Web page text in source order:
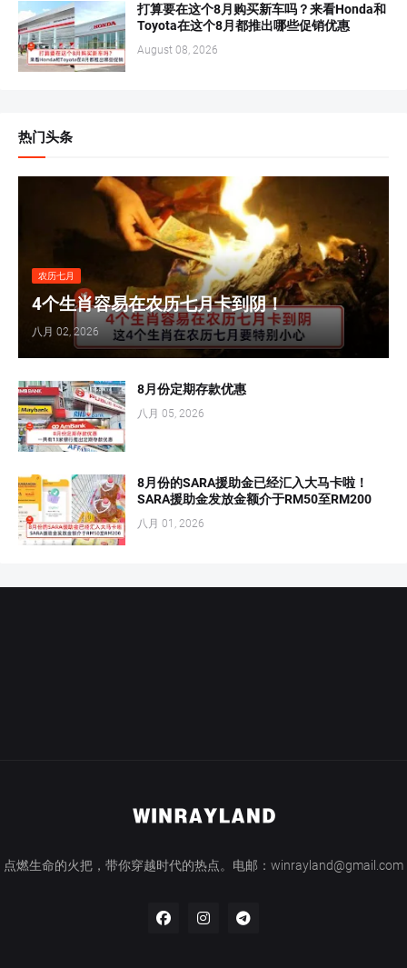
打算要在这个8月购买新车吗？来看Honda和
Toyota在这个8月都推出哪些促销优惠
August 08, 2026
热门头条
农历七月
4个生肖容易在农历七月卡到阴！
八月 02, 2026
8月份定期存款优惠
八月 05, 2026
8月份的SARA援助金已经汇入大马卡啦！
SARA援助金发放金额介于RM50至RM200
八月 01, 2026
点燃生命的火把，带你穿越时代的热点。电邮：winrayland@gmail.com